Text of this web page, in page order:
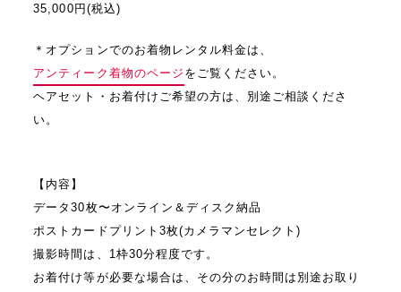
35,000円(税込)
＊オプションでのお着物レンタル料金は、
アンティーク着物のページ をご覧ください。
ヘアセット・お着付けご希望の方は、別途ご相談くださ
い。
【内容】
データ30枚〜オンライン＆ディスク納品
ポストカードプリント3枚(カメラマンセレクト)
撮影時間は、1枠30分程度です。
お着付け等が必要な場合は、その分のお時間は別途お取り